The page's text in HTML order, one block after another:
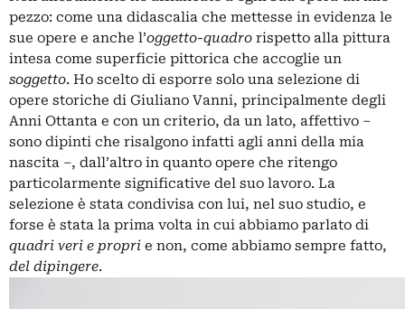
pezzo: come una didascalia che mettesse in evidenza le
sue opere e anche l’oggetto-quadro rispetto alla pittura
intesa come superficie pittorica che accoglie un
soggetto. Ho scelto di esporre solo una selezione di
opere storiche di Giuliano Vanni, principalmente degli
Anni Ottanta e con un criterio, da un lato, affettivo ‒
sono dipinti che risalgono infatti agli anni della mia
nascita ‒, dall’altro in quanto opere che ritengo
particolarmente significative del suo lavoro. La
selezione è stata condivisa con lui, nel suo studio, e
forse è stata la prima volta in cui abbiamo parlato di
quadri veri e propri e non, come abbiamo sempre fatto,
del dipingere.